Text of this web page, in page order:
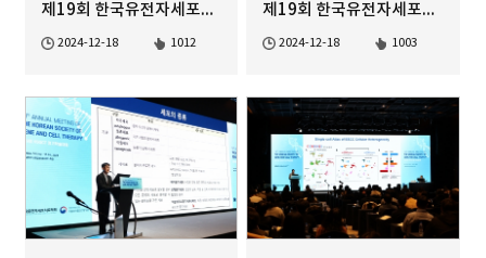
제19회 한국유전자세포치료학회 정기학술대회
2024-12-18 1012
제19회 한국유전자세포치료학회 정기학술대회
2024-12-18 1003